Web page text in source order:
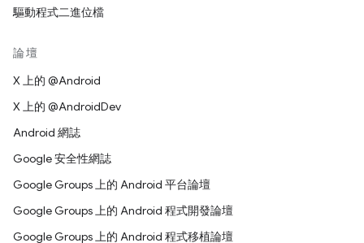
驅動程式二進位檔
論壇
X 上的 @Android
X 上的 @AndroidDev
Android 網誌
Google 安全性網誌
Google Groups 上的 Android 平台論壇
Google Groups 上的 Android 程式開發論壇
Google Groups 上的 Android 程式移植論壇